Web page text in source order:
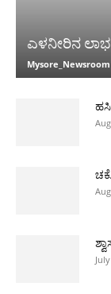
ಎಳನೀರಿನ ಲಾಭ
Mysore_Newsroom